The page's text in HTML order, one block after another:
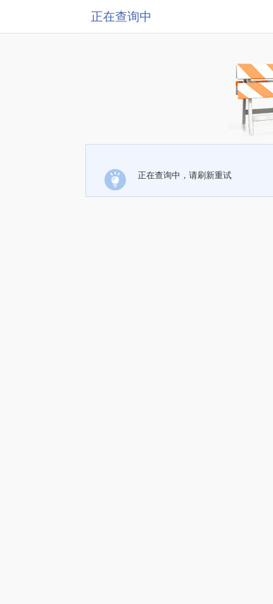
正在查询中
正在查询中，请刷新重试